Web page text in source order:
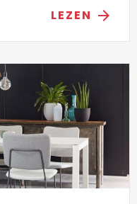
LEZEN arrow_forward